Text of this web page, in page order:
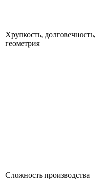
Хрупкость, долговечность,
геометрия
Сложность производства